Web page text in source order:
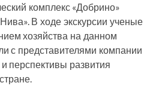
комплекс «Добрино»
В ходе экскурсии ученые
хозяйства на данном
с представителями компании
перспективы развития